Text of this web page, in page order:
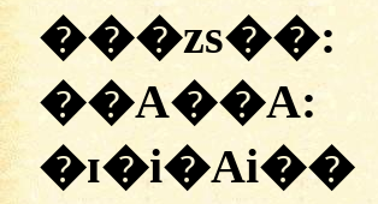
��A��A: